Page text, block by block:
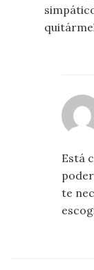
Está
te